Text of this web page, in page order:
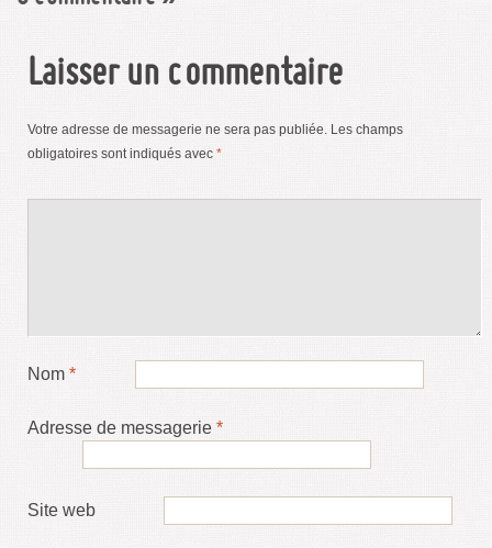
Laisser un commentaire
Votre adresse de messagerie ne sera pas publiée. Les champs
obligatoires sont indiqués avec *
Nom *
Adresse de messagerie *
Site web